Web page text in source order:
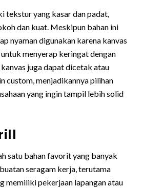
tekstur yang kasar dan padat,
dan kuat. Meskipun bahan ini
nyaman digunakan karena kanvas
menyerap keringat dengan
juga dapat dicetak atau
custom, menjadikannya pilihan
yang ingin tampil lebih solid
satu bahan favorit yang banyak
seragam kerja, terutama
memiliki pekerjaan lapangan atau